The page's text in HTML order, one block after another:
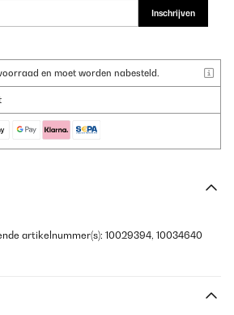
Inschrijven
en moet worden nabesteld.
artikelnummer(s): 10029394, 10034640